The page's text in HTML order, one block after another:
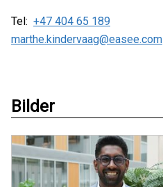
Tel: +47 404 65 189
marthe.kindervaag@easee.com
Bilder